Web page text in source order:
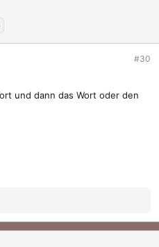
#30
und dann das Wort oder den